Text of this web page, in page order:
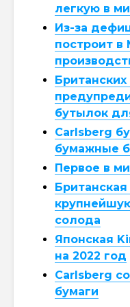
легкую в
Из-за
построит в
бутылок
Carlsberg
бумажные
Первое в
солода
Японская
на 2022 год
Carlsberg
бумаги